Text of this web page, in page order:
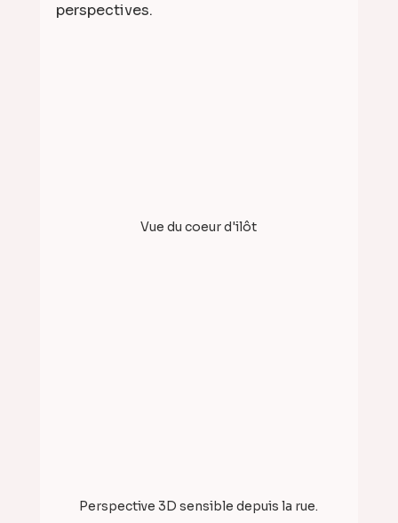
perspectives.
Vue du coeur d'ilôt
Perspective 3D sensible depuis la rue.